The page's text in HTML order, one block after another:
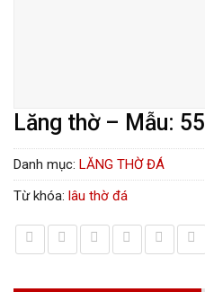
Lăng thờ – Mẫu: 55
Danh mục: LĂNG THỜ ĐÁ
Từ khóa: lâu thờ đá